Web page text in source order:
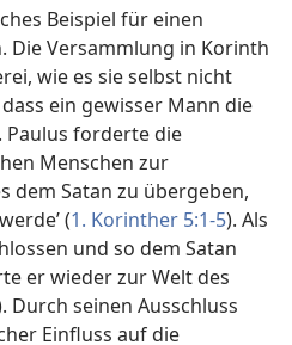
Beispiel für einen
Die Versammlung in Korinth
wie es sie selbst nicht
ein gewisser Mann die
Paulus forderte die
Menschen zur
dem Satan zu übergeben,
(1. Korinther 5:1-5). Als
und so dem Satan
er wieder zur Welt des
Durch seinen Ausschluss
Einfluss auf die